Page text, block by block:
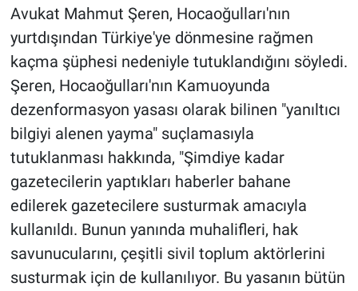
Avukat Mahmut Şeren, Hocaoğulları'nın
yurtdışından Türkiye'ye dönmesine rağmen
kaçma şüphesi nedeniyle tutuklandığını söyledi.
Şeren, Hocaoğulları'nın Kamuoyunda
dezenformasyon yasası olarak bilinen "yanıltıcı
bilgiyi alenen yayma" suçlamasıyla
tutuklanması hakkında, "Şimdiye kadar
gazetecilerin yaptıkları haberler bahane
edilerek gazetecilere susturmak amacıyla
kullanıldı. Bunun yanında muhalifleri, hak
savunucularını, çeşitli sivil toplum aktörlerini
susturmak için de kullanılıyor. Bu yasanın bütün
Türkiye'nin Gündemi
Yerel Gündem
Yerel Yaşam
Canlı Yayın